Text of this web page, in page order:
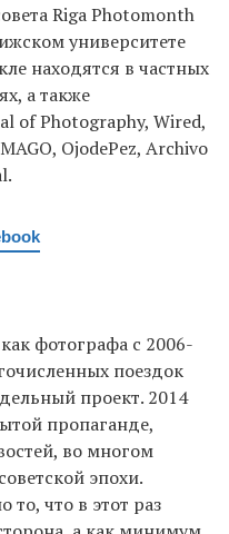
Riga Photomonth
университете
находятся в частных
а также
of Photography, Wired,
OjodePez, Archivo
фотографа с 2006-
поездок
проект. 2014
пропаганде,
во многом
эпохи.
что в этот раз